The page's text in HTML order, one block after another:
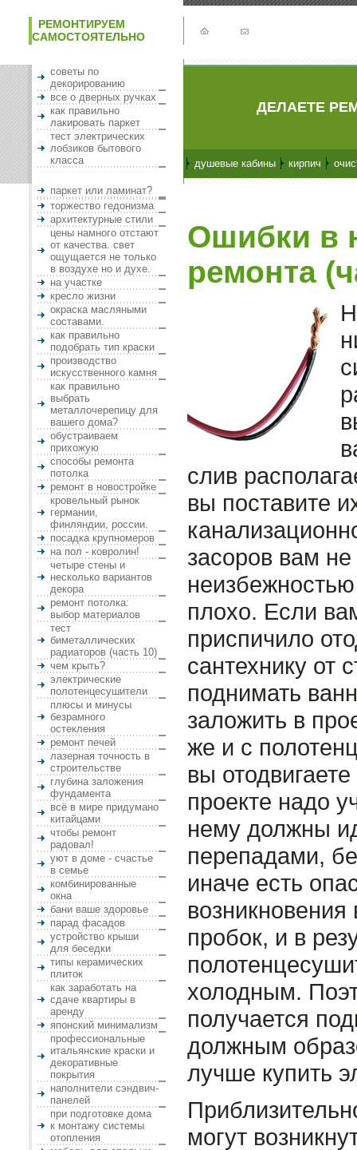
РЕМОНТИРУЕМ
САМОСТОЯТЕЛЬНО
советы по
декорированию
все о дверных ручках
как правильно
лакировать паркет
тест электрических
лобзиков бытового
класса
ДЕЛАЕТЕ
душевые кабины кирпич
паркет или ламинат?
торжество гедонизма
архитектурные стили
цены намного отстают
от качества. свет
ощущается не только
в воздухе но и духе.
на участке
кресло жизни
окраска масляными
составами.
как правильно
подобрать тип краски
производство
искусственного камня
как правильно
выбрать
металлочерепицу для
вашего дома?
обустраиваем
прихожую
способы ремонта
потолка
ремонт в новостройке
кровельный рынок
германии,
финляндии, россии.
посадка крупномеров
на пол - ковролин!
четыре стены и
несколько вариантов
декора
ремонт потолка:
выбор материалов
тест
биметаллических
радиаторов (часть 10)
чем крыть?
электрические
полотенцесушители
плюсы и минусы
безрамного
остекления
ремонт печей
лазерная точность в
строительстве
глубина заложения
фундамента
всё в мире придумано
китайцами
чтобы ремонт
радовал!
уют в доме - счастье
в семье
комбинированные
окна
бани ваше здоровье
парад фасадов
устройство крыши
для беседки
типы керамических
плиток
как заработать на
сдаче квартиры в
аренду
японский минимализм
профессиональные
итальянские краски и
декоративные
покрытия
наполнители сэндвич-
панелей
при подготовке дома
к монтажу системы
отопления
Ошибки в
ремонта
слив
вы поставите
засоров вам
плохо. Если
приспичило
сантехнику от
поднимать
заложить в
же и с
вы
проекте надо
нему должны
перепадами,
иначе есть
пробок, и в
холодным.
получается
должным
лучше купить
могут